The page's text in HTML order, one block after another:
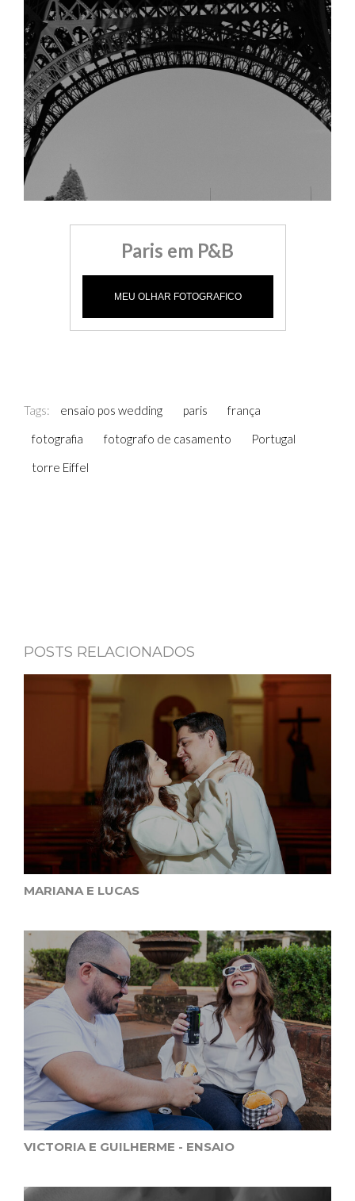
Paris em P&B
MEU OLHAR FOTOGRAFICO
Tags: ensaio pos wedding paris
frança
fotografia
fotografo de casamento
Portugal
torre Eiffel
POSTS RELACIONADOS
MARIANA E LUCAS
VICTORIA E GUILHERME - ENSAIO